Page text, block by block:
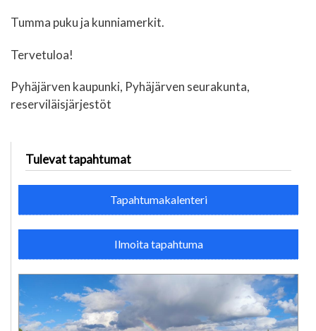
Tumma puku ja kunniamerkit.
Tervetuloa!
Pyhäjärven kaupunki, Pyhäjärven seurakunta,
reserviläisjärjestöt
Tulevat tapahtumat
Tapahtumakalenteri
Ilmoita tapahtuma